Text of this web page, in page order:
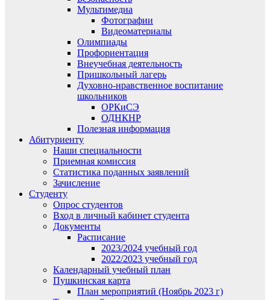
Мультимедиа
Фотографии
Видеоматериалы
Олимпиады
Профориентация
Внеучебная деятельность
Пришкольный лагерь
Духовно-нравственное воспитание
школьников
ОРКиСЭ
ОДНКНР
Полезная информация
Абитуриенту
Наши специальности
Приемная комиссия
Статистика поданных заявлений
Зачисление
Студенту
Опрос студентов
Вход в личный кабинет студента
Документы
Расписание
2023/2024 учебный год
2022/2023 учебный год
Календарный учебный план
Пушкинская карта
План мероприятий (Ноябрь 2023 г)